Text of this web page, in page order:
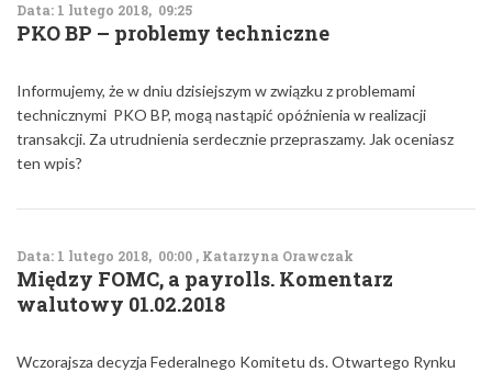
Data: 1 lutego 2018, 09:25
PKO BP – problemy techniczne
Informujemy, że w dniu dzisiejszym w związku z problemami
technicznymi PKO BP, mogą nastąpić opóźnienia w realizacji
transakcji. Za utrudnienia serdecznie przepraszamy. Jak oceniasz
ten wpis?
Data: 1 lutego 2018, 00:00 , Katarzyna Orawczak
Między FOMC, a payrolls. Komentarz
walutowy 01.02.2018
Wczorajsza decyzja Federalnego Komitetu ds. Otwartego Rynku